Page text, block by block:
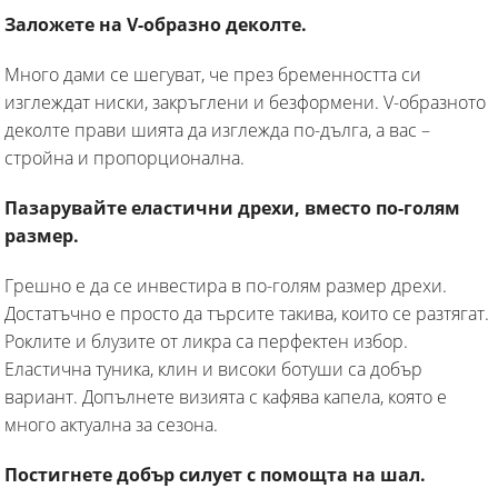
Заложете на V-образно деколте.
Много дами се шегуват, че през бременността си
изглеждат ниски, закръглени и безформени. V-образното
деколте прави шията да изглежда по-дълга, а вас –
стройна и пропорционална.
Пазарувайте еластични дрехи, вместо по-голям
размер.
Грешно е да се инвестира в по-голям размер дрехи.
Достатъчно е просто да търсите такива, които се разтягат.
Роклите и блузите от ликра са перфектен избор.
Еластична туника, клин и високи ботуши са добър
вариант. Допълнете визията с кафява капела, която е
много актуална за сезона.
Постигнете добър силует с помощта на шал.